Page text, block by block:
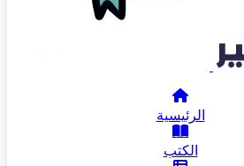
الرئيسية
الكتب